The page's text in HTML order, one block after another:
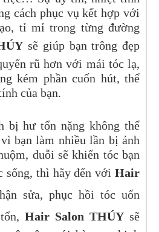
cách phục vụ kết hợp với
tỉ mỉ trong từng đường
sẽ giúp bạn trông đẹp
rũ hơn với mái tóc lạ,
kém phần cuốn hút, thể
của bạn.
bị hư tổn nặng không thể
bạn làm nhiều lần bị ảnh
duỗi sẽ khiến tóc bạn
sống, thì hãy đến với Hair
sửa, phục hồi tóc uốn
Hair Salon THÚYsẽ